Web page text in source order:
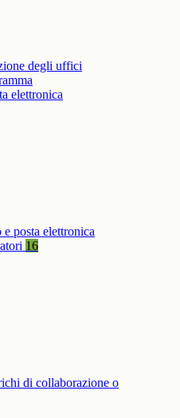
degli uffici
elettronica
e posta elettronica
16
di collaborazione o